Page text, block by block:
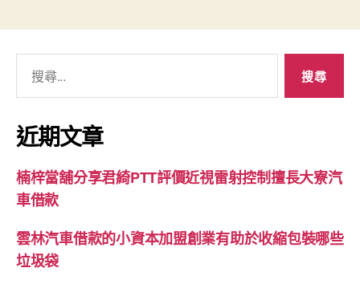
關
鍵
字:
近期文章
楠梓當舖分享君綺PTT評價近視雷射控制擅長大寮汽
車借款
雲林汽車借款的小資本加盟創業有助於收縮包裝哪些
垃圾袋